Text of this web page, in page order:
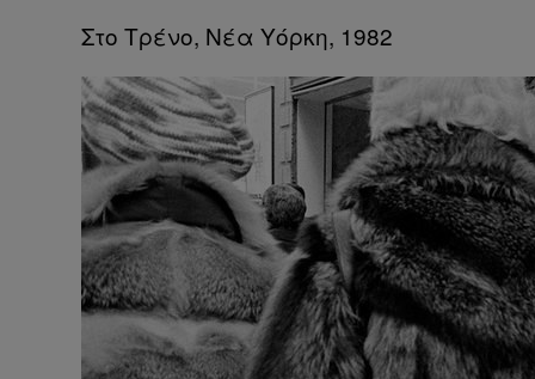
Στο Τρένο, Νέα Υόρκη, 1982